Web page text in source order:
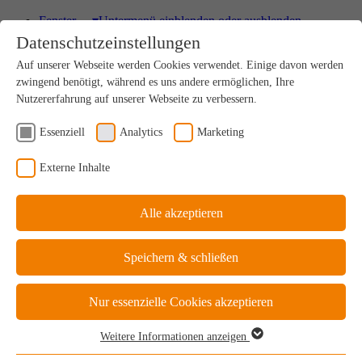
Fenster ▾Untermenü einblenden oder ausblenden
HOLZ
Einzigartig nachhaltiges Naturprodukt
HOLZ-ALU
Drinnen Natur, außen perfekter Schutz
KUNSTSTOFF
KUNSTSTOFF-ALU
Datenschutzeinstellungen
Auf unserer Webseite werden Cookies verwendet. Einige davon werden
zwingend benötigt, während es uns andere ermöglichen, Ihre
Nutzererfahrung auf unserer Webseite zu verbessern.
Essenziell Analytics Marketing
Externe Inhalte
Alle akzeptieren
Speichern & schließen
Nur essenzielle Cookies akzeptieren
Weitere Informationen anzeigen